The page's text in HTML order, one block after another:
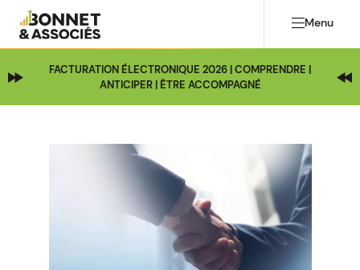
Menu
FACTURATION ÉLECTRONIQUE 2026 | COMPRENDRE |
ANTICIPER | ÊTRE ACCOMPAGNÉ